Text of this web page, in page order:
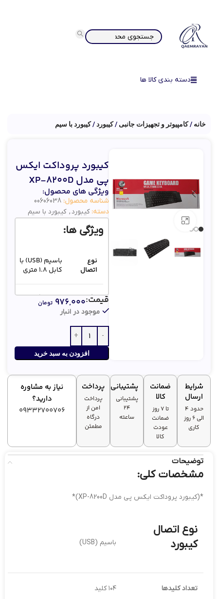
دسته بندی کالا ها
خانه کامپیوتر و تجهیزات جانبی کیبورد کیبورد با سیم
کیبورد پروداکت ایکس
پی مدل XP-8200D
ویژگی های محصول:
شناسه محصول: 00606038
دسته: کیبورد, کیبورد با سیم
ویژگی ها:
نوع
اتصال
باسیم (USB) با
کابل 1.8 متری
مکانیزم
کلیدها
ممبران (نرم و
بی‌صدا)
مقاومت
سازگاری
تمام
لینوکس)
موجود در انبار
افزودن به سبد خرید
قیمت:۹۷۶,۰۰۰ تومان
شرایط
ارسال
حدود 4
الی 6 روز
کاری
ضمانت
کالا
تا ۷ روز
ضمانت
عودت
کالا
پشتیبانی
پشتیبانی
۲۴
ساعته
پرداخت
پرداخت
امن از
درگاه
مطمئن
نیاز به مشاوره
دارید؟
09332700706
توضیحات
مشخصات کلی:
*(کیبورد پروداکت ایکس پی مدل XP-8200D)*
نوع اتصال
کیبورد
باسیم (USB)
تعداد کلیدها ۱۰۴ کلید